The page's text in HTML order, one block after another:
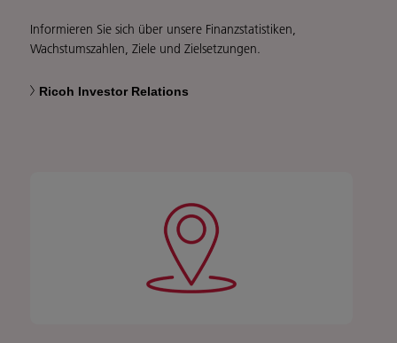
Informieren Sie sich über unsere Finanzstatistiken,
Wachstumszahlen, Ziele und Zielsetzungen.
Ricoh Investor Relations